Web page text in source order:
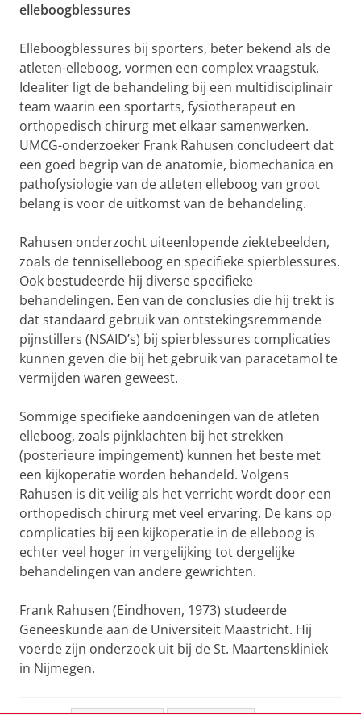
elleboogblessures
Elleboogblessures bij sporters, beter bekend als de
atleten-elleboog, vormen een complex vraagstuk.
Idealiter ligt de behandeling bij een multidisciplinair
team waarin een sportarts, fysiotherapeut en
orthopedisch chirurg met elkaar samenwerken.
UMCG-onderzoeker Frank Rahusen concludeert dat
een goed begrip van de anatomie, biomechanica en
pathofysiologie van de atleten elleboog van groot
belang is voor de uitkomst van de behandeling.
Rahusen onderzocht uiteenlopende ziektebeelden,
zoals de tenniselleboog en specifieke spierblessures.
Ook bestudeerde hij diverse specifieke
behandelingen. Een van de conclusies die hij trekt is
dat standaard gebruik van ontstekingsremmende
pijnstillers (NSAID’s) bij spierblessures complicaties
kunnen geven die bij het gebruik van paracetamol te
vermijden waren geweest.
Sommige specifieke aandoeningen van de atleten
elleboog, zoals pijnklachten bij het strekken
(posterieure impingement) kunnen het beste met
een kijkoperatie worden behandeld. Volgens
Rahusen is dit veilig als het verricht wordt door een
orthopedisch chirurg met veel ervaring. De kans op
complicaties bij een kijkoperatie in de elleboog is
echter veel hoger in vergelijking tot dergelijke
behandelingen van andere gewrichten.
Frank Rahusen (Eindhoven, 1973) studeerde
Geneeskunde aan de Universiteit Maastricht. Hij
voerde zijn onderzoek uit bij de St. Maartenskliniek
in Nijmegen.